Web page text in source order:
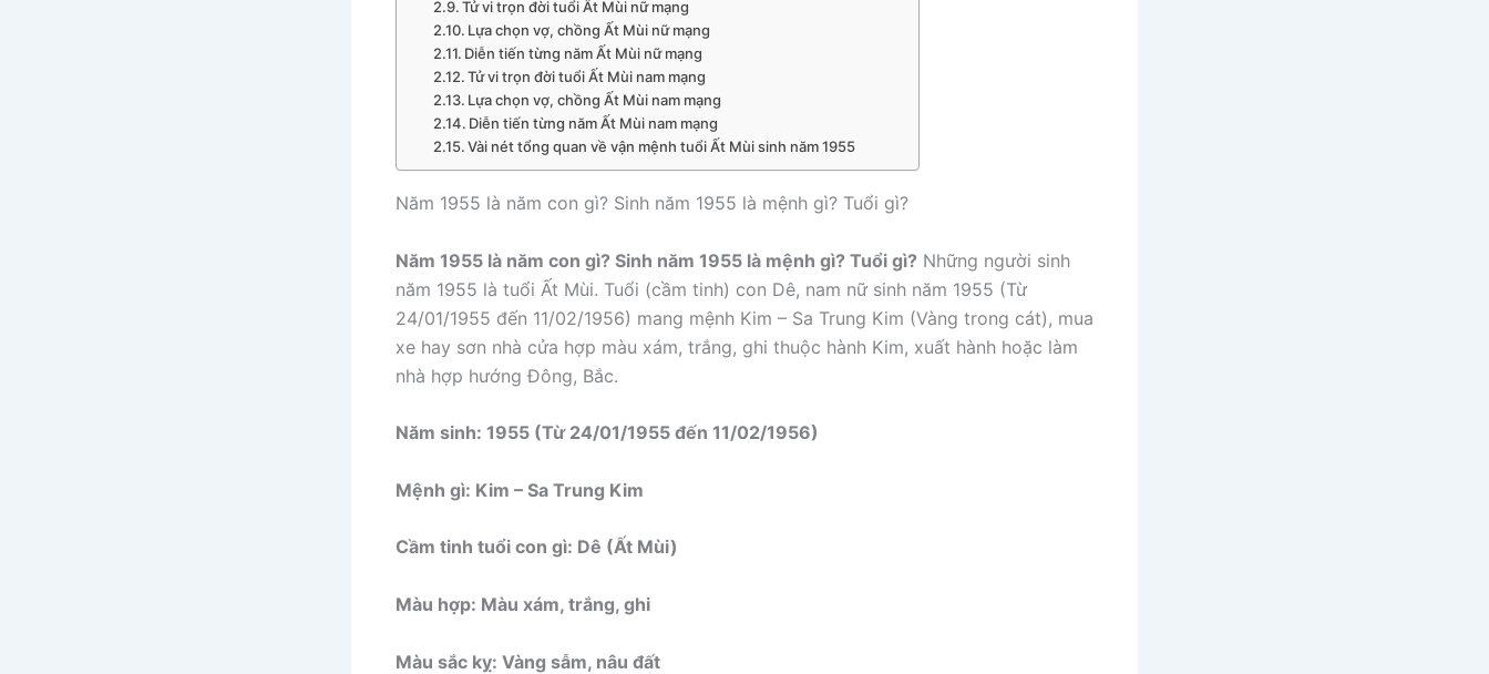
Tử vi trọn đời tuổi Ất Mùi nữ mạng
Lựa chọn vợ, chồng Ất Mùi nữ mạng
Diễn tiến từng năm Ất Mùi nữ mạng
Tử vi trọn đời tuổi Ất Mùi nam mạng
Lựa chọn vợ, chồng Ất Mùi nam mạng
Diễn tiến từng năm Ất Mùi nam mạng
Vài nét tổng quan về vận mệnh tuổi Ất Mùi sinh năm 1955
Năm 1955 là năm con gì? Sinh năm 1955 là mệnh gì? Tuổi gì?
Năm 1955 là năm con gì? Sinh năm 1955 là mệnh gì? Tuổi gì? Những người sinh
năm 1955 là tuổi Ất Mùi. Tuổi (cầm tinh) con Dê, nam nữ sinh năm 1955 (Từ
24/01/1955 đến 11/02/1956) mang mệnh Kim – Sa Trung Kim (Vàng trong cát), mua
xe hay sơn nhà cửa hợp màu xám, trắng, ghi thuộc hành Kim, xuất hành hoặc làm
nhà hợp hướng Đông, Bắc.
Năm sinh: 1955 (Từ 24/01/1955 đến 11/02/1956)
Mệnh gì: Kim – Sa Trung Kim
Cầm tinh tuổi con gì: Dê (Ất Mùi)
Màu hợp: Màu xám, trắng, ghi
Màu sắc kỵ: Vàng sẫm, nâu đất